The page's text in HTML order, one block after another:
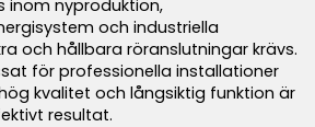
inom nyproduktion,
och industriella
och hållbara röranslutningar krävs.
för professionella installationer
kvalitet och långsiktig funktion är
resultat.